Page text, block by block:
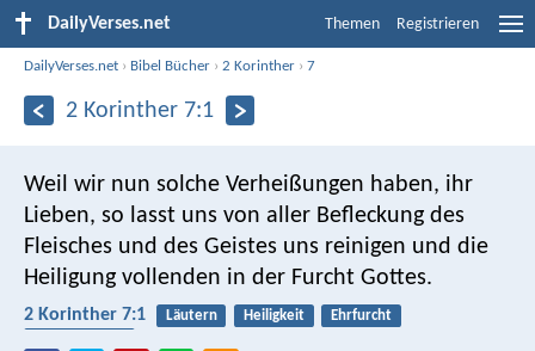
DailyVerses.net Themen Registrieren
DailyVerses.net › Bibel Bücher ›2 Korinther ›7
2 Korinther 7:1
Weil wir nun solche Verheißungen haben, ihr
Lieben, so lasst uns von aller Befleckung des
Fleisches und des Geistes uns reinigen und die
Heiligung vollenden in der Furcht Gottes.
2 Korinther 7:1 Läutern Heiligkeit
Ehrfurcht